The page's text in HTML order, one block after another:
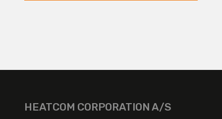
HEATCOM CORPORATION A/S